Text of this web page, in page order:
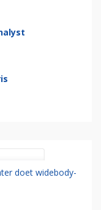
doet widebody-